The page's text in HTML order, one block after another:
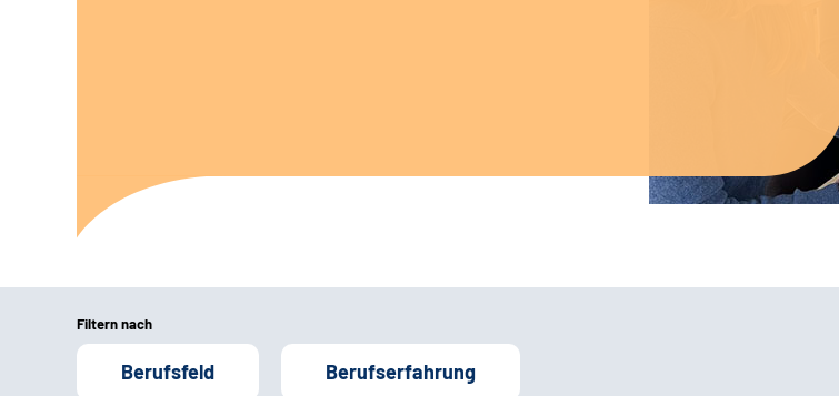
Filtern nach
Berufsfeld Berufserfahrung